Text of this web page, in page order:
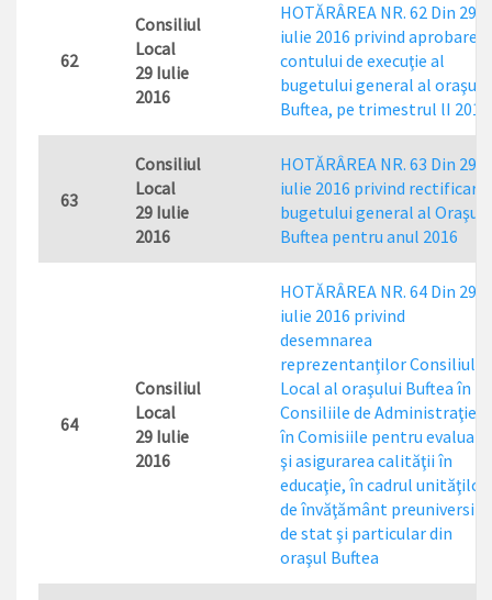
62
Consiliul
Local
29 Iulie
2016
HOTĂRÂREA NR. 62 Din 29
iulie 2016 privind aprobarea
contului de execuţie al
bugetului general al
Buftea, pe trimestrul lI 2016
63
Consiliul
Local
29 Iulie
2016
HOTĂRÂREA NR. 63 Din 29
iulie 2016 privind
bugetului general al
Buftea pentru anul 2016
64
Consiliul
Local
29 Iulie
2016
HOTĂRÂREA NR. 64 Din 29
iulie 2016 privind
desemnarea
reprezentanţilor Consiliului
Local al oraşului Buftea în
Consiliile de Administraţie şi
în Comisiile pentru
şi asigurarea calităţii în
educaţie, în cadrul unităţilor
de învăţământ
de stat şi particular din
oraşul Buftea